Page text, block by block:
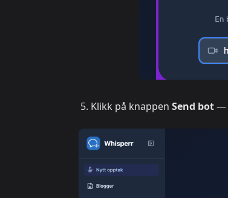
Klikk på knappen Send bot—